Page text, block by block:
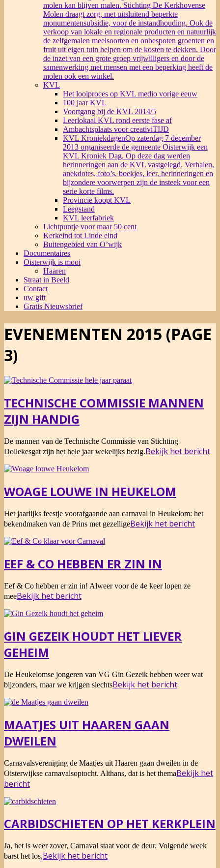
molen kan blijven malen. Stichting De Kerkhovense
Molen draagt zorg, met uitsluitend beperkte
monumentensubsidie, voor de instandhouding. Ook de
verkoop van lokale en regionale producten en natuurlijk
de zelfgemalen meelsoorten en onbespoten groenten en
fruit uit eigen tuin helpen om de kosten te dekken. Door
de inzet van een grote groep vrijwilligers en door de
samenwerking met mensen met een beperking heeft de
molen ook een winkel.
KVL
Het looiproces op KVL medio vorige eeuw
100 jaar KVL
Voortgang bij de KVL 2014/5
Leerlokaal KVL rond eerste fase af
Ambachtsplaats voor creativiTIJD
KVL KroniekdagenOp zaterdag 7 december
2013 organiseerde de gemeente Oisterwijk een
KVL Kroniek Dag. Op deze dag werden
herinneringen aan de KVL vastgelegd. Verhalen,
anekdotes, foto’s, boekjes, leer, herinneringen en
bijzondere voorwerpen zijn de insteek voor een
serie korte films.
Provincie koopt KVL
Leegstand
KVL leerfabriek
Lichtpuntje voor maar 50 cent
Kerkeind tot Linde eind
Buitengebied van O’wijk
Documentaires
Oisterwijk is mooi
Haaren
Straat in Beeld
Contact
uw gift
Gratis Nieuwsbrief
EVENEMENTEN 2015 (PAGE
3)
TECHNISCHE COMMISSIE MANNEN
ZIJN HANDIG
2015-
02-
De mannen van de Technische Commissie van Stichting
Dollekesgat zijn het hele jaar wekelijks bezig.Bekijk het bericht
WOAGE LOUWE IN HEUKELOM
2015-
02-
Het jaarlijks feestje voorafgaande aan carnaval in Heukelom: het
bekendmaken van de Prins met gezelligeBekijk het bericht
EEF & CO HEBBEN ER ZIN IN
2015-
02-
Eef & Co hebben er zin in! Alweer voor de 4e keer lopen ze
meeBekijk het bericht
GIN GEZEIK HOUDT HET LIEVER
GEHEIM
2015-
02-
11
De Heukelomse jongeren van VG Gin Gezeik hebben weer wat
bijzonders, maar we krijgen slechtsBekijk het bericht
MAATJES UIT HAAREN GAAN
DWEILEN
2015-
02-
10
Carnavalsvereniging de Maatjes uit Haaren gaan dweilen in de
Oisterwijkse carnavalsoptocht. Althans, dat is het themaBekijk het
bericht
CARBIDSCHIETEN OP HET KERKPLEIN
2015-
02-
Ja, het is weer zover, Carnaval staat voor de deur. Volgende week
barst het los,Bekijk het bericht